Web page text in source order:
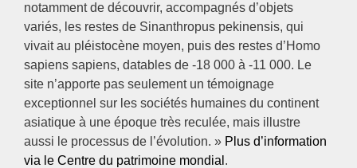
notamment de découvrir, accompagnés d’objets
variés, les restes de Sinanthropus pekinensis, qui
vivait au pléistocène moyen, puis des restes d’Homo
sapiens sapiens, datables de -18 000 à -11 000. Le
site n’apporte pas seulement un témoignage
exceptionnel sur les sociétés humaines du continent
asiatique à une époque très reculée, mais illustre
aussi le processus de l’évolution. » Plus d’information
via le Centre du patrimoine mondial .